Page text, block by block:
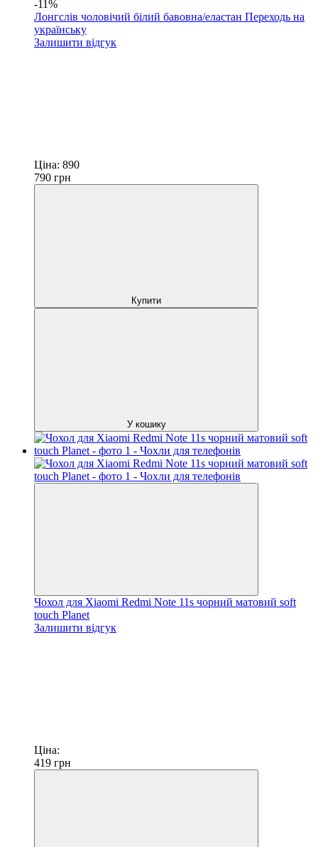
-11%
Лонгслів чоловічий білий бавовна/еластан Переходь на
українську
Залишити відгук
Ціна: 890
790 грн
Купити
У кошику
Чохол для Xiaomi Redmi Note 11s чорний матовий soft
touch Planet
Залишити відгук
Ціна:
419 грн